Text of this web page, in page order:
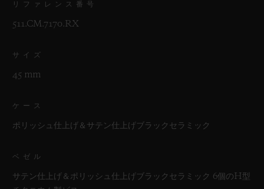
リファレンス番号
511.CM.7170.RX
サイズ
45 mm
ケース
ポリッシュ仕上げ＆サテン仕上げブラックセラミック
ベゼル
サテン仕上げ＆ポリッシュ仕上げブラックセラミック 6個のH型